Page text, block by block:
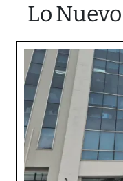
Lo Nuevo